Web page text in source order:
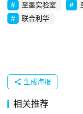
初
品
发
至墨实验室
联合利华
生成海报
相关推荐